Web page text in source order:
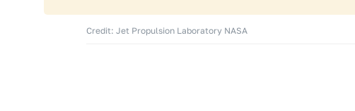
Credit: Jet Propulsion Laboratory NASA